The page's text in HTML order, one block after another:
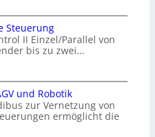
Steuerung
II Einzel/Parallel von
bis zu zwei…
und Robotik
zur Vernetzung von
ermöglicht die